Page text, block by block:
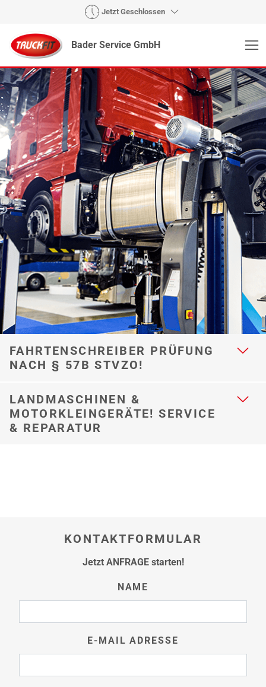
Jetzt Geschlossen
Bader Service GmbH
FAHRTENSCHREIBER PRÜFUNG
NACH § 57B STVZO!
LANDMASCHINEN &
MOTORKLEINGERÄTE! SERVICE
& REPARATUR
KONTAKTFORMULAR
Jetzt ANFRAGE starten!
NAME
E-MAIL ADRESSE